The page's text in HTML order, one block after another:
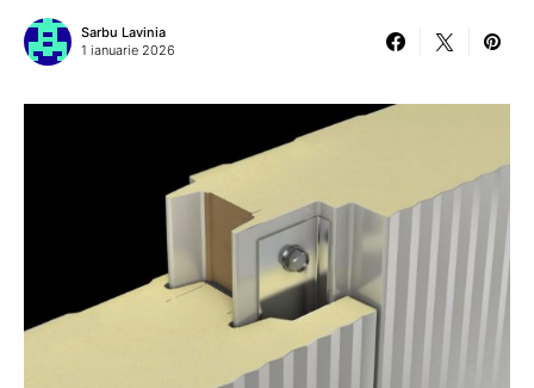
Sarbu Lavinia
1 ianuarie 2026